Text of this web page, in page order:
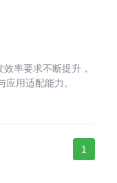
率要求不断提升，
用适配能力。
1